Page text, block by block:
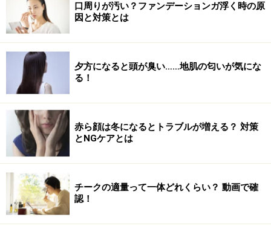
口周りが汚い？ファンデーションガ浮く時の原
因と対策とは
夕方になると頭が臭い……地肌の匂いが気にな
る！
赤ら顔は冬になるとトラブルが増える？ 対策
とNGケアとは
チークの適量って一体どれくらい？ 動画で確
認！